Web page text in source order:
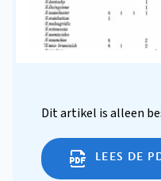
Dit artikel is alleen
LEES DE